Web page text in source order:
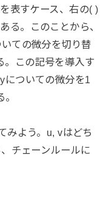
表すケース、右の( )
る。このことから、
ての微分を切り替
。この記号を導入す
についての微分を1
みよう。u, vはどち
チェーンルールに